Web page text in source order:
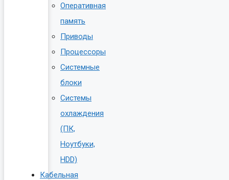
Оперативная
память
Приводы
Процессоры
Системные
блоки
Системы
охлаждения
(ПК,
Ноутбуки,
HDD)
Кабельная